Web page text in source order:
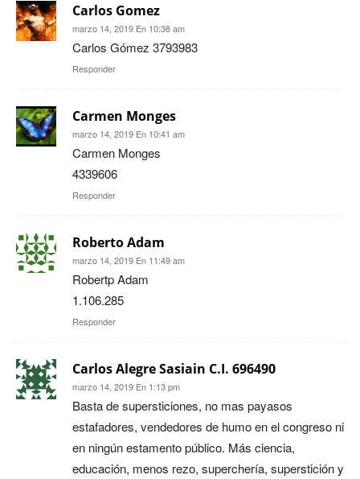
Carlos Gomez
marzo 14, 2019 En 10:38 am
Carlos Gómez 3793983
Responder
Carmen Monges
marzo 14, 2019 En 10:41 am
Carmen Monges
4339606
Responder
Roberto Adam
marzo 14, 2019 En 11:49 am
Robertp Adam
1.106.285
Responder
Carlos Alegre Sasiain C.I. 696490
marzo 14, 2019 En 1:13 pm
Basta de supersticiones, no mas payasos
estafadores, vendedores de humo en el congreso ni
en ningún estamento público. Más ciencia,
educación, menos rezo, superchería, superstición y